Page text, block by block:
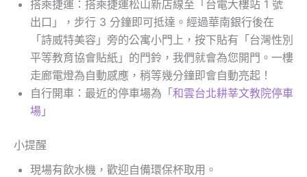
搭乘捷運：搭乘捷運松山新店線至「台電大樓站 1 號
出口」，步行 3 分鐘即可抵達。經過華南銀行後在
「詩威特美容」旁的公寓小門上，按下貼有「台灣性別
平等教育協會貼紙」的門鈴，我們就會為您開門。一樓
走廊電燈為自動感應，稍等幾分鐘即會自動亮起！
自行開車：最近的停車場為「和雲台北耕莘文教院停車
場 」
小提醒
現場有飲水機，歡迎自備環保杯取用。